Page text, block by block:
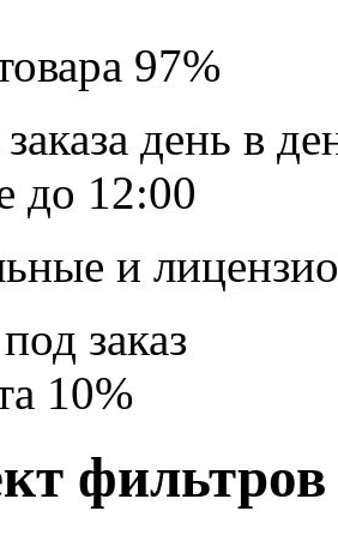
97%
день в
до 12:00
и
заказ
10%
фильтров